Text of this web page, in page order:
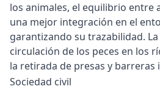
los animales, el equilibrio entre
una mejor integración en el
garantizando su trazabilidad.
circulación de los peces en los
la retirada de presas y barreras
Sociedad civil